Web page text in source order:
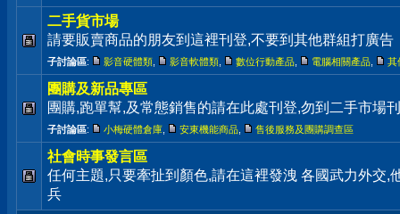
二手貨市場
請要販賣商品的朋友到這裡刊登,不要到其他群組打廣告
子討論區: 影音硬體類 影音軟體類 數位行動產品 電腦相關產品 其
團購及新品專區
團購,跑單幫,及常態銷售的請在此處刊登,勿到二手市場
子討論區: 小梅硬體倉庫 安東機能商品 售後服務及團購調查區
社會時事發言區
任何主題,只要牽扯到顏色,請在這裡發洩 各國武力外交,
兵